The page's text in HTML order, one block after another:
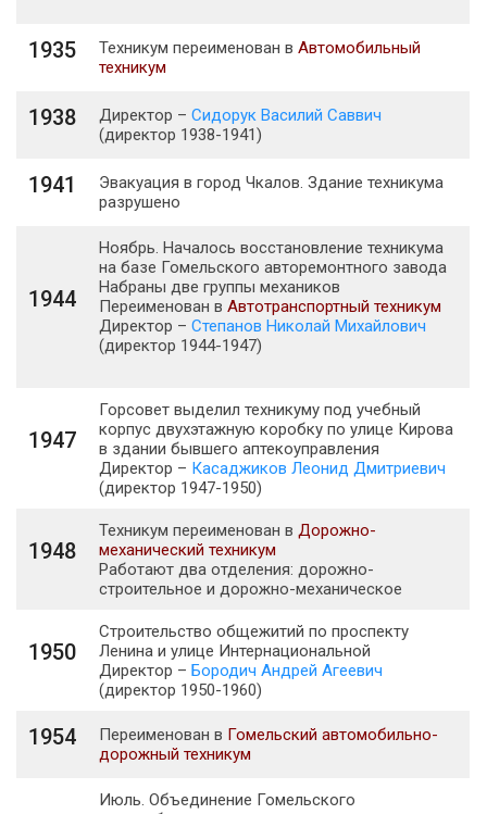
1935 Техникум переименован в Автомобильный
техникум
1938 Директор – Сидорук Василий Саввич
(директор 1938-1941)
1941
Эвакуация в город Чкалов. Здание техникума
разрушено
1944
Ноябрь. Началось восстановление техникума
на базе Гомельского авторемонтного завода
Набраны две группы механиков
Переименован в Автотранспортный техникум
Директор – Степанов Николай Михайлович
(директор 1944-1947)
1947
Горсовет выделил техникуму под учебный
корпус двухэтажную коробку по улице Кирова
в здании бывшего аптекоуправления
Директор – Касаджиков Леонид Дмитриевич
(директор 1947-1950)
1948
Техникум переименован в Дорожно-
механический техникум
Работают два отделения: дорожно-
строительное и дорожно-механическое
1950
Строительство общежитий по проспекту
Ленина и улице Интернациональной
Директор – Бородич Андрей Агеевич
(директор 1950-1960)
1954 Переименован в Гомельский автомобильно-
дорожный техникум
Июль. Объединение Гомельского